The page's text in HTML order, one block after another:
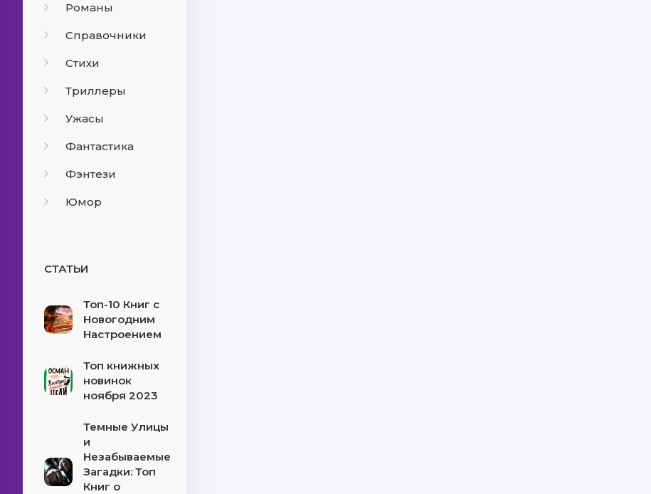
Романы
Справочники
Стихи
Триллеры
Ужасы
Фантастика
Фэнтези
Юмор
СТАТЬИ
Топ-10 Книг с
Новогодним
Настроением
Топ книжных
новинок
ноября 2023
Темные Улицы
и
Незабываемые
Загадки: Топ
Книг о